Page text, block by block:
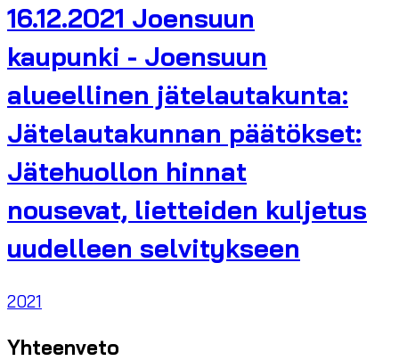
16.12.2021 Joensuun
kaupunki - Joensuun
alueellinen jätelautakunta:
Jätelautakunnan päätökset:
Jätehuollon hinnat
nousevat, lietteiden kuljetus
uudelleen selvitykseen
2021
Yhteenveto